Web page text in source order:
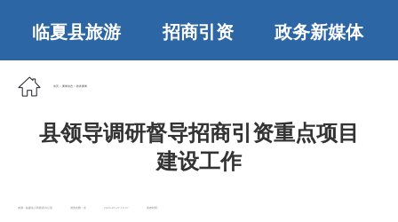
临夏县旅游 招商引资 政务新媒体
首页 要闻动态 政务要闻
县领导调研督导招商引资重点项目
建设工作
来源：临夏县人民政府办公室 浏览次数： 发布时间：
2026-05-22 10:47